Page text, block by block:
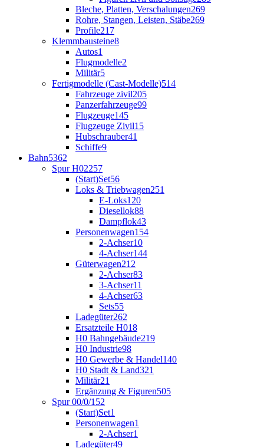
Bleche, Platten, Verschalungen269
Rohre, Stangen, Leisten, Stäbe269
Profile217
Klemmbausteine8
Autos1
Flugmodelle2
Militär5
Fertigmodelle (Cast-Modelle)514
Fahrzeuge zivil205
Panzerfahrzeuge99
Flugzeuge145
Flugzeuge Zivil15
Hubschrauber41
Schiffe9
Bahn5362
Spur H02257
(Start)Set56
Loks & Triebwagen251
E-Loks120
Diesellok88
Dampflok43
Personenwagen154
2-Achser10
4-Achser144
Güterwagen212
2-Achser83
3-Achser11
4-Achser63
Sets55
Ladegüter262
Ersatzteile H018
H0 Bahngebäude219
H0 Industrie98
H0 Gewerbe & Handel140
H0 Stadt & Land321
Militär21
Ergänzung & Figuren505
Spur 00/0/1 52
(Start)Set1
Personenwagen1
2-Achser1
Ladegüter49